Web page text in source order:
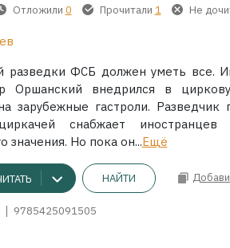
Отложили 0 Прочитали 1 Не
разведки ФСБ должен уметь все.
Оршанский внедрился в
зарубежные гастроли. Разведчик
снабжает иностранцев
значения. Но пока он...Ещё
НАЙТИ
9785425091505